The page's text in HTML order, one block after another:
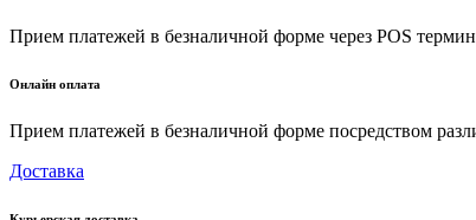
Прием платежей в безналичной форме через POS
Онлайн оплата
Прием платежей в безналичной форме посредством
Доставка